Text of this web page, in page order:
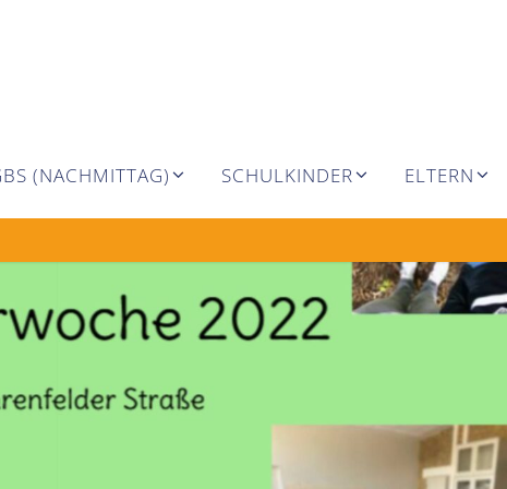
(NACHMITTAG) SCHULKINDER ELTERN